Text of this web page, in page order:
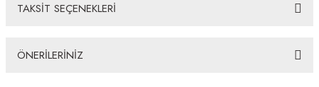
TAKSİT SEÇENEKLERİ
ÖNERİLERİNİZ